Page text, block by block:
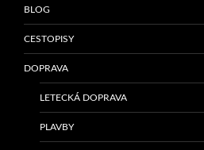
BLOG
CESTOPISY
DOPRAVA
LETECKÁ DOPRAVA
PLAVBY